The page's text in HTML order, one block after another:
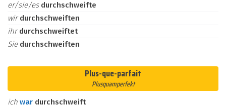
er/sie/es durchschweifte
wirdurchschweiften
ihrdurchschweiftet
Sie durchschweiften
Plus-que-parfait
Plusquamperfekt
ich war durchschweift